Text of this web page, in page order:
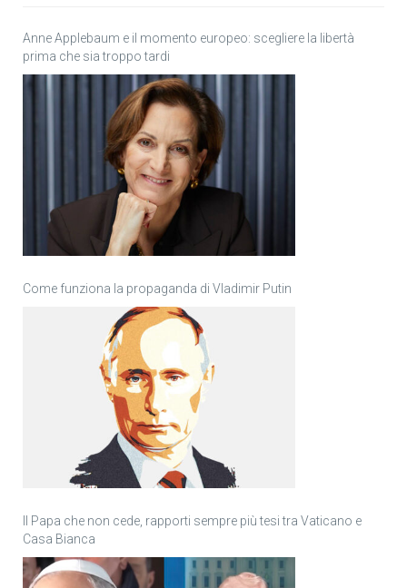
Anne Applebaum e il momento europeo: scegliere la libertà
prima che sia troppo tardi
Come funziona la propaganda di Vladimir Putin
Il Papa che non cede, rapporti sempre più tesi tra Vaticano e
Casa Bianca